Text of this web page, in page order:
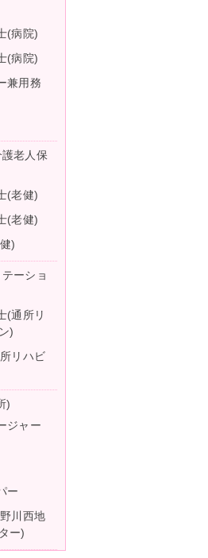
(病院)
(病院)
兼用務
老人保
(老健)
(老健)
)
ーショ
(通所リ
)
リハビ
)
ジャー
ー
川西地
ー)